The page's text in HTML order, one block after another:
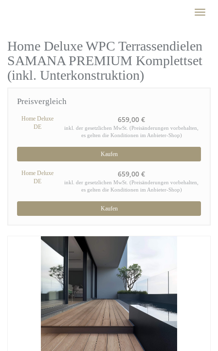
Toggle
Home Deluxe WPC Terrassendielen
SAMANA PREMIUM Komplettset
(inkl. Unterkonstruktion)
Preisvergleich
Home Deluxe
DE
659,00 €
inkl. der gesetzlichen MwSt. (Preisänderungen vorbehalten,
es gelten die Konditionen im Anbieter-Shop)
Kaufen
Home Deluxe
DE
659,00 €
inkl. der gesetzlichen MwSt. (Preisänderungen vorbehalten,
es gelten die Konditionen im Anbieter-Shop)
Kaufen